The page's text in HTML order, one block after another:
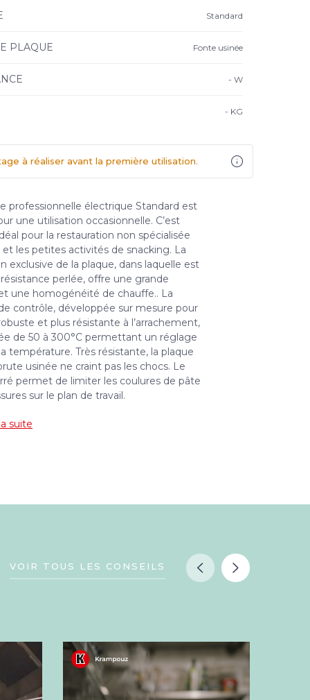
Standard
PLAQUE Fonte usinée
- W
- KG
à réaliser avant la première utilisation.
professionnelle électrique Standard est
une utilisation occasionnelle. C’est
pour la restauration non spécialisée
et les petites activités de snacking. La
exclusive de la plaque, dans laquelle est
perlée, offre une grande
une homogénéité de chauffe.. La
contrôle, développée sur mesure pour
et plus résistante à l’arrachement,
de 50 à 300°C permettant un réglage
température. Très résistante, la plaque
usinée ne craint pas les chocs. Le
permet de limiter les coulures de pâte
sur le plan de travail.
suite
VOIR TOUS LES CONSEILS